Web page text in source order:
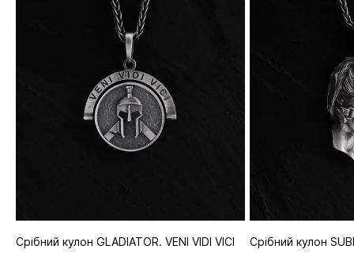
Срібний кулон GLADIATOR. VENI VIDI VICI Срібний кулон